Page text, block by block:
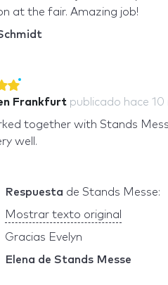
at the fair. Amazing job!
Frankfurt publicado hace 10
together with Stands
well.
Respuesta de Stands Messe:
Mostrar texto original
Gracias Evelyn
Elena de Stands Messe